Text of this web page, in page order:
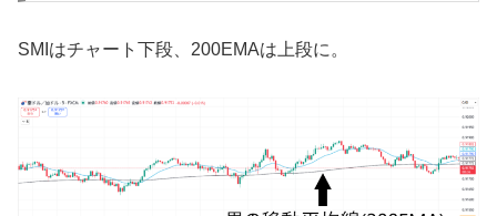
SMIはチャート下段、200EMAは上段に。